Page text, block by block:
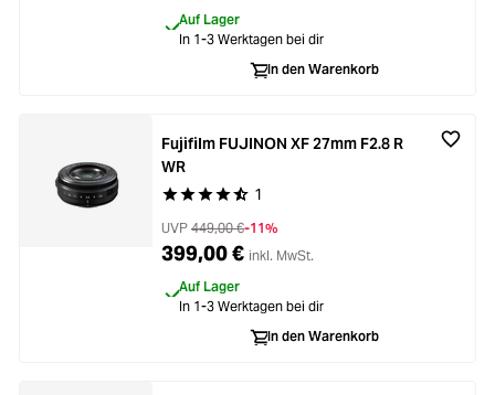
Auf Lager
In 1-3 Werktagen bei dir
In den Warenkorb
Durchschnittliche Bewertung von 4.6 von 5
1
Fujifilm FUJINON XF 27mm F2.8 R
WR
UVP 449,00 €-11%
399,00 € inkl. MwSt.
Auf Lager
In 1-3 Werktagen bei dir
In den Warenkorb